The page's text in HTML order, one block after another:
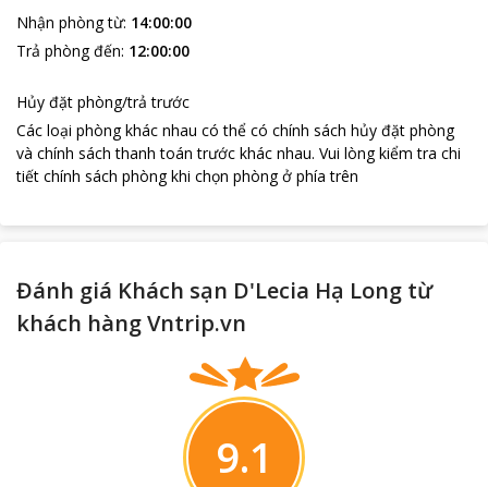
Nhận phòng từ: 14:00:00
Trả phòng đến: 12:00:00
Hủy đặt phòng/trả trước
Các loại phòng khác nhau có thể có chính sách hủy đặt phòng
và chính sách thanh toán trước khác nhau. Vui lòng kiểm tra chi
tiết chính sách phòng khi chọn phòng ở phía trên
Đánh giá Khách sạn D'Lecia Hạ Long từ
khách hàng Vntrip.vn
9.1